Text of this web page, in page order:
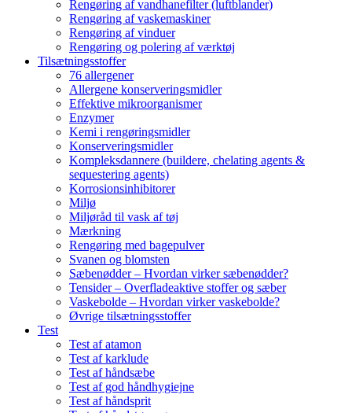
Rengøring af vandhanefilter (luftblander)
Rengøring af vaskemaskiner
Rengøring af vinduer
Rengøring og polering af værktøj
Tilsætningsstoffer
76 allergener
Allergene konserveringsmidler
Effektive mikroorganismer
Enzymer
Kemi i rengøringsmidler
Konserveringsmidler
Kompleksdannere (buildere, chelating agents &
sequestering agents)
Korrosionsinhibitorer
Miljø
Miljøråd til vask af tøj
Mærkning
Rengøring med bagepulver
Svanen og blomsten
Sæbenødder – Hvordan virker sæbenødder?
Tensider – Overfladeaktive stoffer og sæber
Vaskebolde – Hvordan virker vaskebolde?
Øvrige tilsætningsstoffer
Test
Test af atamon
Test af karklude
Test af håndsæbe
Test af god håndhygiejne
Test af håndsprit